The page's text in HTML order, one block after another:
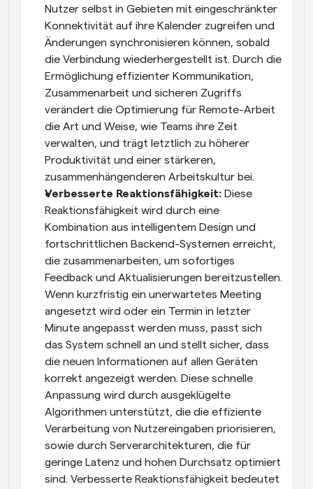
Nutzer selbst in Gebieten mit eingeschränkter
Konnektivität auf ihre Kalender zugreifen und
Änderungen synchronisieren können, sobald
die Verbindung wiederhergestellt ist. Durch die
Ermöglichung effizienter Kommunikation,
Zusammenarbeit und sicheren Zugriffs
verändert die Optimierung für Remote-Arbeit
die Art und Weise, wie Teams ihre Zeit
verwalten, und trägt letztlich zu höherer
Produktivität und einer stärkeren,
zusammenhängenderen Arbeitskultur bei.
Verbesserte Reaktionsfähigkeit: Diese
Reaktionsfähigkeit wird durch eine
Kombination aus intelligentem Design und
fortschrittlichen Backend-Systemen erreicht,
die zusammenarbeiten, um sofortiges
Feedback und Aktualisierungen bereitzustellen.
Wenn kurzfristig ein unerwartetes Meeting
angesetzt wird oder ein Termin in letzter
Minute angepasst werden muss, passt sich
das System schnell an und stellt sicher, dass
die neuen Informationen auf allen Geräten
korrekt angezeigt werden. Diese schnelle
Anpassung wird durch ausgeklügelte
Algorithmen unterstützt, die die effiziente
Verarbeitung von Nutzereingaben priorisieren,
sowie durch Serverarchitekturen, die für
geringe Latenz und hohen Durchsatz optimiert
sind. Verbesserte Reaktionsfähigkeit bedeutet